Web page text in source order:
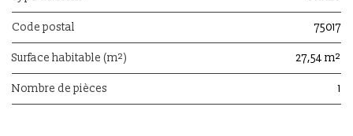
Code postal 75017
Surface habitable (m²) 27,54 m²
Nombre de pièces 1